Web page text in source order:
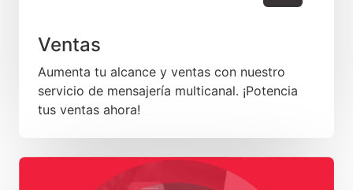
Ventas
Aumenta tu alcance y ventas con nuestro
servicio de mensajería multicanal. ¡Potencia
tus ventas ahora!